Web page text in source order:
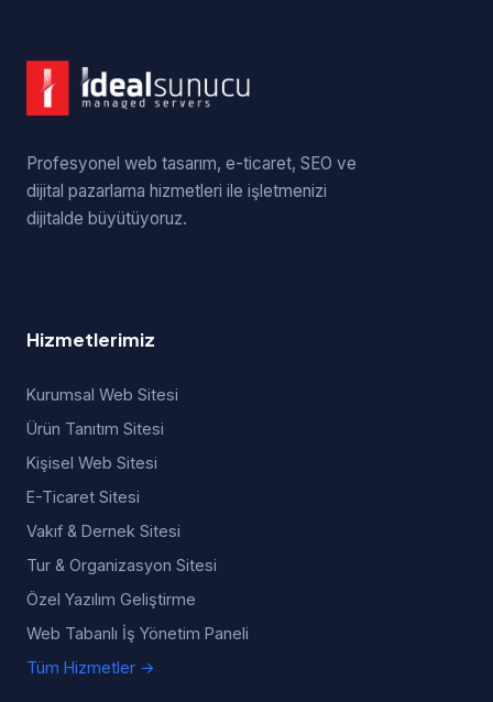
Profesyonel web tasarım, e-ticaret, SEO ve
dijital pazarlama hizmetleri ile işletmenizi
dijitalde büyütüyoruz.
Hizmetlerimiz
Kurumsal Web Sitesi
Ürün Tanıtım Sitesi
Kişisel Web Sitesi
E-Ticaret Sitesi
Vakıf & Dernek Sitesi
Tur & Organizasyon Sitesi
Özel Yazılım Geliştirme
Web Tabanlı İş Yönetim Paneli
Tüm Hizmetler →